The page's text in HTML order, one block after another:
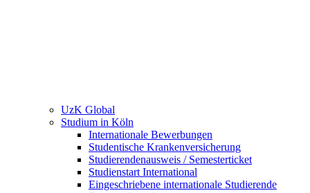
UzK Global
Studium in Köln
Internationale Bewerbungen
Studentische Krankenversicherung
Studierendenausweis / Semesterticket
Studienstart International
Eingeschriebene internationale Studierende